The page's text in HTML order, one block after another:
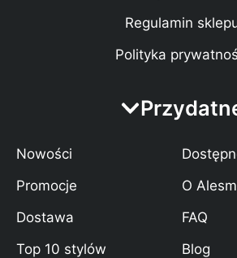
Regulamin
Polityka
Nowości
Promocje
Dostawa
Top 10 stylów
O
FAQ
Blog